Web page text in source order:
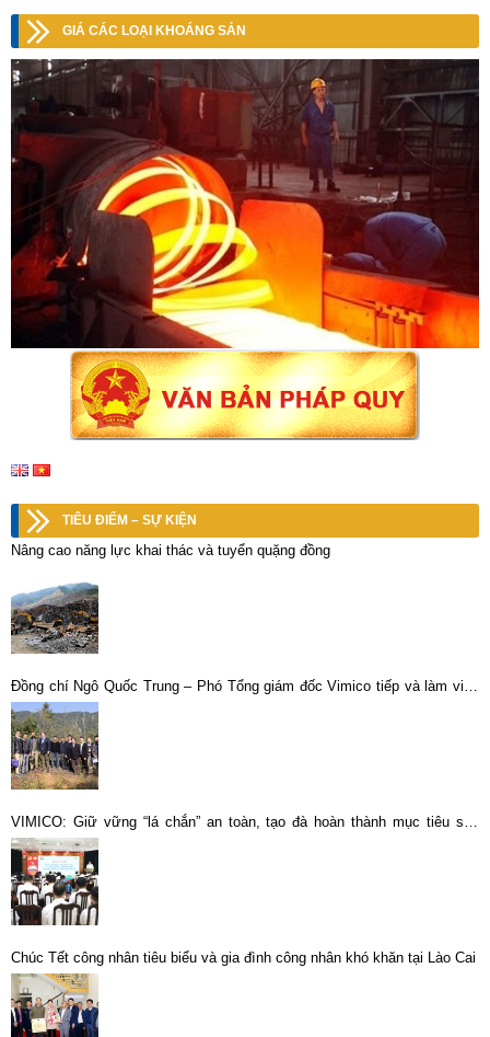
GIÁ CÁC LOẠI KHOÁNG SẢN
TIÊU ĐIỂM – SỰ KIỆN
Nâng cao năng lực khai thác và tuyển quặng đồng
Đồng chí Ngô Quốc Trung – Phó Tổng giám đốc Vimico tiếp và làm việc
với Đại sứ đặc mệnh toàn quyền Hoa Kỳ tại Việt Nam
VIMICO: Giữ vững “lá chắn” an toàn, tạo đà hoàn thành mục tiêu sản
xuất kinh doanh năm 2026
Chúc Tết công nhân tiêu biểu và gia đình công nhân khó khăn tại Lào Cai